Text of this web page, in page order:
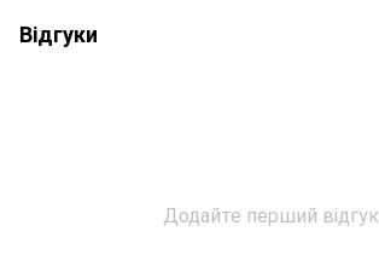
Відгуки
Додайте перший відгук